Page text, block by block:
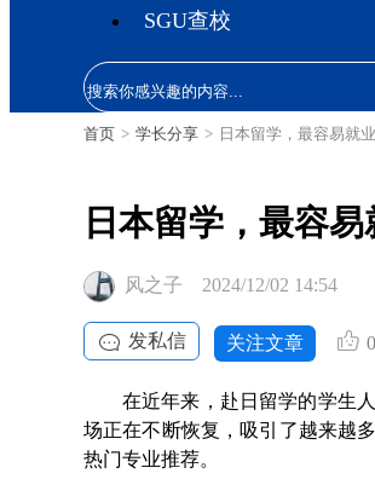
SGU查校
首页 > 学长分享 > 日本留学，最容易就
日本留学，最容
风之子 2024/12/02 14:54
发私信 关注文章 0
在近年来，赴日留学的学生
场正在不断恢复，吸引了越来越
热门专业推荐。